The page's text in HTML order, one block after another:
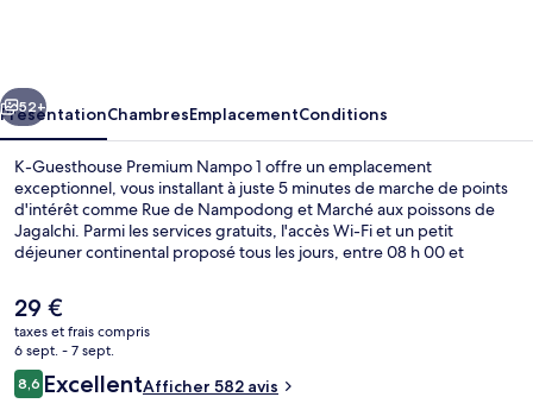
1
Suivant
52+
PrésentationChambresEmplacementConditions
K-Guesthouse Premium Nampo 1 offre un emplacement
exceptionnel, vous installant à juste 5 minutes de marche de points
d'intérêt comme Rue de Nampodong et Marché aux poissons de
Jagalchi. Parmi les services gratuits, l'accès Wi-Fi et un petit
déjeuner continental proposé tous les jours, entre 08 h 00 et
vite rejoint des sites comme Centre commercial Lotte Department
Store Busan Main Branch et Marché de Gukje. Les autres voyageurs
ne tarissent pas d'éloges en ce qui concerne la présentation
générale. Les transports publics sont rapidement accessibles à pied
: Station Nampo se situe à quelques pas et Station Jungang, à 7 min
de marche à peine.
Le
prix
actuel
est
de
29 €
taxes et frais compris
6 sept. - 7 sept.
Avis
voyageurs
8,68,6 sur 10
ExcellentAfficher 582 avis